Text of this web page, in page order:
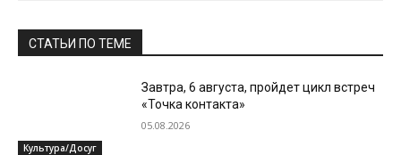
СТАТЬИ ПО ТЕМЕ
Культура/Досуг
Завтра, 6 августа, пройдет цикл встреч
«Точка контакта»
05.08.2026